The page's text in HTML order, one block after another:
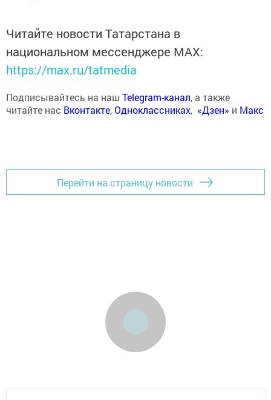
Читайте новости Татарстана в
национальном мессенджере MАХ:
https://max.ru/tatmedia
Подписывайтесь на наш Telegram-канал, а также
читайте нас Вконтакте,Одноклассниках, «Дзен» и Макс
Перейти на страницу новости